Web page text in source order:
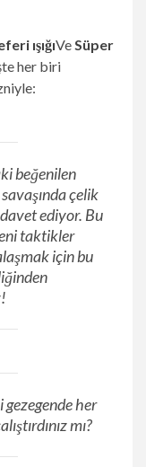
ışığıVeSüper
her biri
beğenilen
çelik
ediyor. Bu
taktikler
için bu
her
mı?